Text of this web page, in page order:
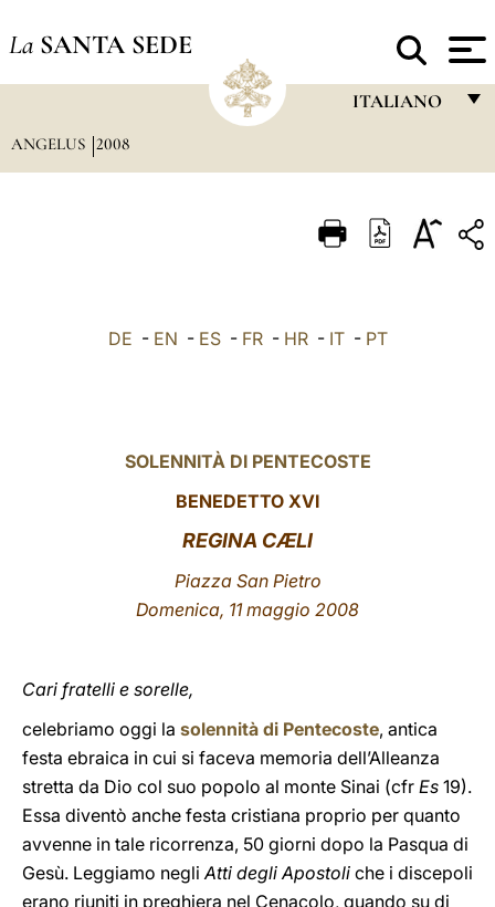
La SANTA SEDE
ITALIANO
ITALIANO
ANGELUS 2008
DE - EN - ES- FR- HR- IT- PT
SOLENNITÀ DI PENTECOSTE
BENEDETTO XVI
REGINA CÆLI
Piazza San Pietro
Domenica, 11 maggio 2008
Cari fratelli e sorelle,
celebriamo oggi la solennità di Pentecoste, antica
festa ebraica in cui si faceva memoria dell’Alleanza
stretta da Dio col suo popolo al monte Sinai (cfr Es 19).
Essa diventò anche festa cristiana proprio per quanto
avvenne in tale ricorrenza, 50 giorni dopo la Pasqua di
Gesù. Leggiamo negliAtti degli Apostoli che i discepoli
erano riuniti in preghiera nel Cenacolo, quando su di